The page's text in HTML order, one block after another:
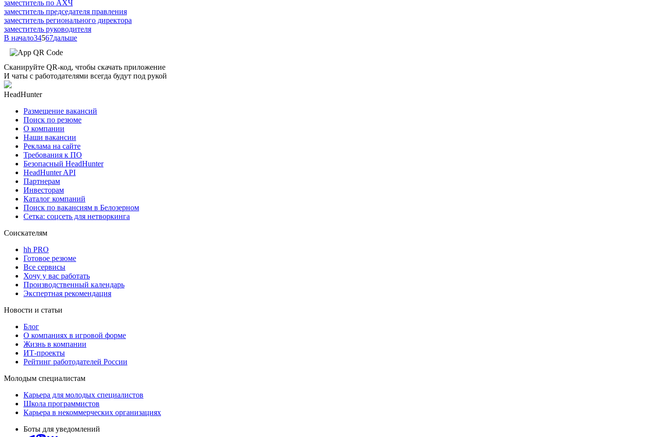
заместитель по АХЧ
заместитель председателя правления
заместитель регионального директора
заместитель руководителя
В начало34567дальше
Сканируйте QR-код, чтобы скачать приложение
И чаты с работодателями всегда будут под рукой
HeadHunter
Размещение вакансий
Поиск по резюме
О компании
Наши вакансии
Реклама на сайте
Требования к ПО
Безопасный HeadHunter
HeadHunter API
Партнерам
Инвесторам
Каталог компаний
Поиск по вакансиям в Белозерном
Сетка: соцсеть для нетворкинга
Соискателям
hh PRO
Готовое резюме
Все сервисы
Хочу у вас работать
Производственный календарь
Экспертная рекомендация
Новости и статьи
Блог
О компаниях в игровой форме
Жизнь в компании
ИТ-проекты
Рейтинг работодателей России
Молодым специалистам
Карьера для молодых специалистов
Школа программистов
Карьера в некоммерческих организациях
Боты для уведомлений